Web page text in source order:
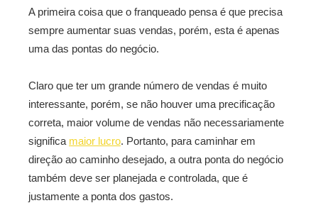
A primeira coisa que o franqueado pensa é que precisa
sempre aumentar suas vendas, porém, esta é apenas
uma das pontas do negócio.
Claro que ter um grande número de vendas é muito
interessante, porém, se não houver uma precificação
correta, maior volume de vendas não necessariamente
significa maior lucro. Portanto, para caminhar em
direção ao caminho desejado, a outra ponta do negócio
também deve ser planejada e controlada, que é
justamente a ponta dos gastos.